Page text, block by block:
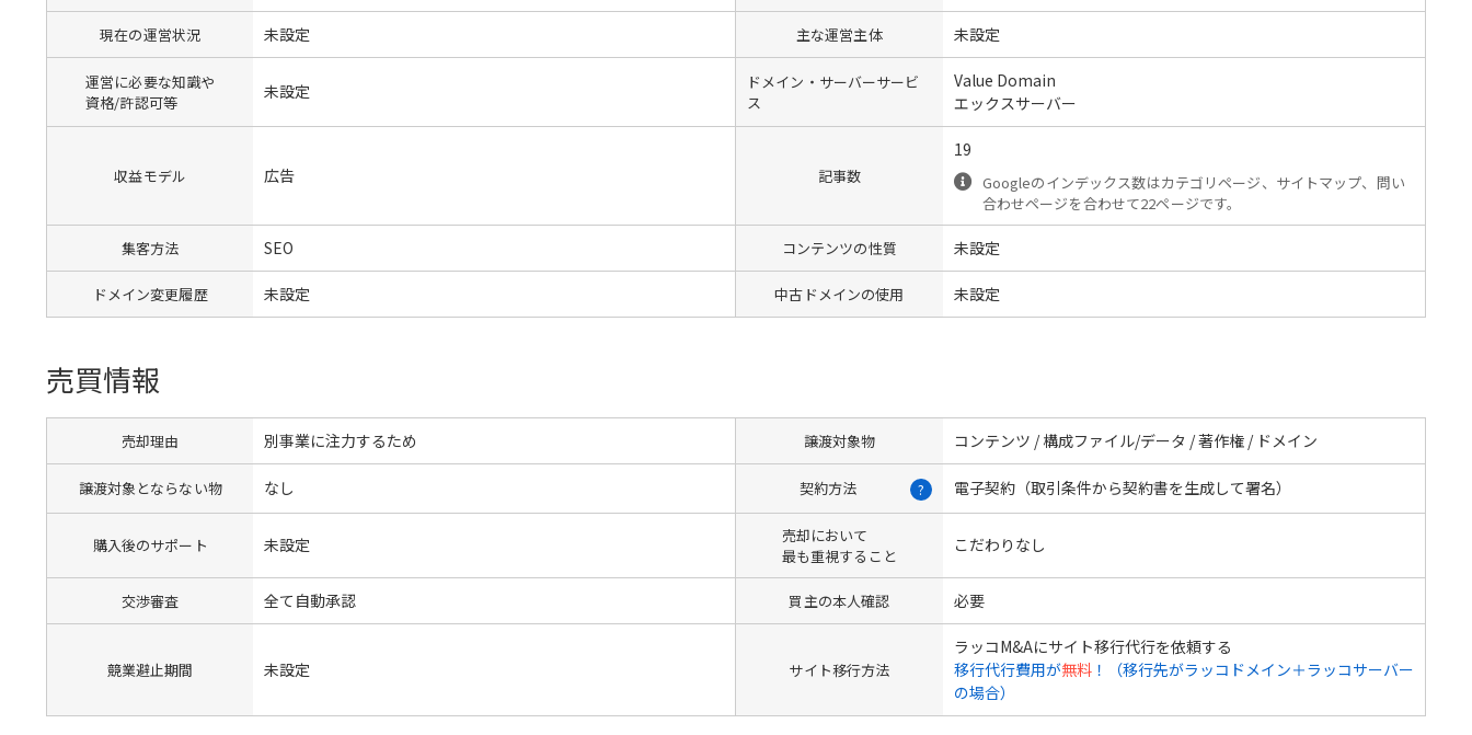
現在の運営状況 未設定 主な運営主体 未設定
運営に必要な知識や
資格/許認可等
未設定
ドメイン・サーバーサービ
ス
Value Domain
エックスサーバー
収益モデル 広告 記事数
19
Googleのインデックス数はカテゴリページ、サイトマップ、問い
合わせページを合わせて22ページです。
集客方法 SEO コンテンツの性質 未設定
ドメイン変更履歴 未設定 中古ドメインの使用 未設定
売買情報
売却理由 別事業に注力するため 譲渡対象物 コンテンツ / 構成ファイル/データ / 著作権 / ドメイン
譲渡対象とならない物 なし 契約方法 ? 電子契約（取引条件から契約書を生成して署名）
購入後のサポート 未設定
売却において
最も重視すること
こだわりなし
交渉審査 全て自動承認 買主の本人確認 必要
競業避止期間 未設定 サイト移行方法
ラッコM&Aにサイト移行代行を依頼する
移行代行費用が無料！（移行先がラッコドメイン＋ラッコサーバー
の場合）